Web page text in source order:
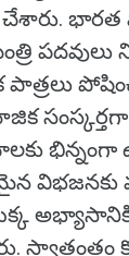
చేశారు.
పాత్రలు
అభ్యాసానికి